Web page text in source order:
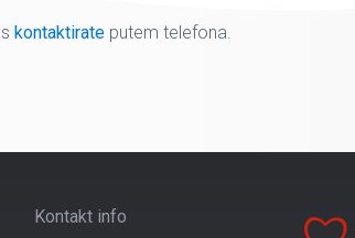
kontaktirate putem telefona.
Kontakt info